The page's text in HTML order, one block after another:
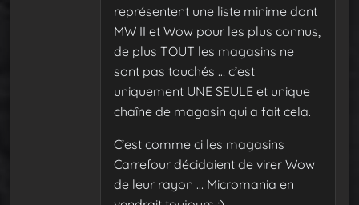
représentent une liste minime dont
MW II et Wow pour les plus connus,
de plus TOUT les magasins ne
sont pas touchés … c’est
uniquement UNE SEULE et unique
chaîne de magasin qui a fait cela.
C’est comme ci les magasins
Carrefour décidaient de virer Wow
de leur rayon … Micromania en